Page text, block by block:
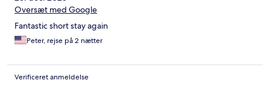
Oversæt med Google
Fantastic short stay again
Peter, rejse på 2 nætter
Verificeret anmeldelse